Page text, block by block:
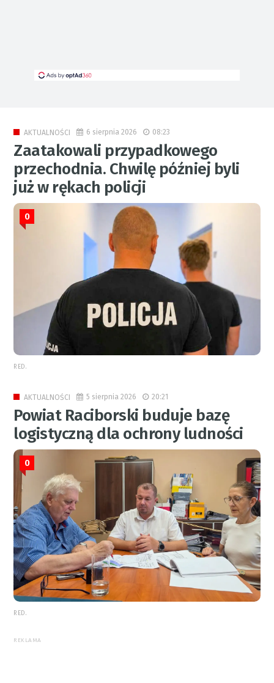
AKTUALNOŚCI 6 sierpnia 2026 08:23
Zaatakowali przypadkowego
przechodnia. Chwilę później byli
już w rękach policji
0
RED.
AKTUALNOŚCI 5 sierpnia 2026 20:21
Powiat Raciborski buduje bazę
logistyczną dla ochrony ludności
0
RED.
REKLAMA